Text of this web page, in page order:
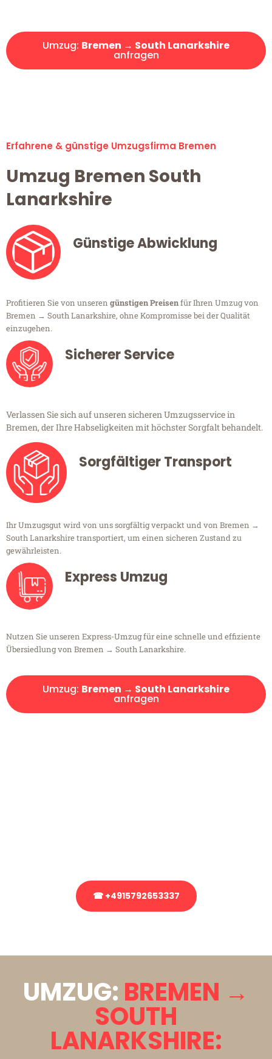
Umzug: Bremen → South Lanarkshire
anfragen
Erfahrene & günstige Umzugsfirma Bremen
Umzug Bremen South
Lanarkshire
Günstige Abwicklung
Profitieren Sie von unseren günstigen Preisenfür Ihren Umzug von
Bremen → South Lanarkshire, ohne Kompromisse bei der Qualität
einzugehen.
Sicherer Service
Verlassen Sie sich auf unseren sicheren Umzugsservice in
Bremen, der Ihre Habseligkeiten mit höchster Sorgfalt behandelt.
Sorgfältiger Transport
Ihr Umzugsgut wird von uns sorgfältig verpackt und von Bremen →
South Lanarkshire transportiert, um einen sicheren Zustand zu
gewährleisten.
Express Umzug
Nutzen Sie unseren Express-Umzug für eine schnelle und effiziente
Übersiedlung von Bremen → South Lanarkshire.
Umzug: Bremen → South Lanarkshire
anfragen
☎ +4915792653337
UMZUG: BREMEN →
SOUTH
LANARKSHIRE: